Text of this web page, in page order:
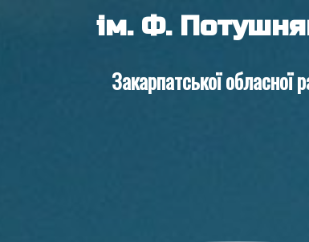
ім. Ф.
Закарпатської обласної